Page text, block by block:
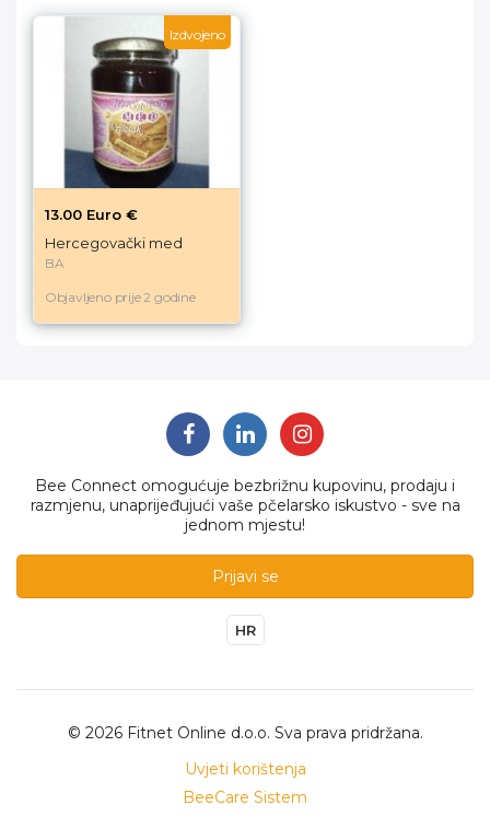
Izdvojeno
13.00 Euro €
Hercegovački med
BA
Objavljeno prije 2 godine
Bee Connect omogućuje bezbrižnu kupovinu, prodaju i
razmjenu, unaprijeđujući vaše pčelarsko iskustvo - sve na
jednom mjestu!
Prijavi se
HR
© 2026 Fitnet Online d.o.o. Sva prava pridržana.
Uvjeti korištenja
BeeCare Sistem